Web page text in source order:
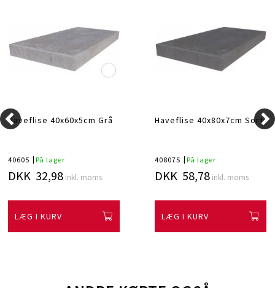
Haveflise 40x60x5cm Grå
40605 På lager
DKK 32,98 inkl. moms
LÆG I KURV
Haveflise 40x80x7cm Sort
40807S På lager
DKK 58,78 inkl. moms
LÆG I KURV